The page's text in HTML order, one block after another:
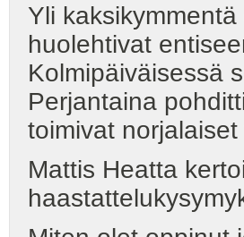
Yli
huolehtivat
Kolmipäiväisessä
Perjantaina
toimivat
Mattis Heatta